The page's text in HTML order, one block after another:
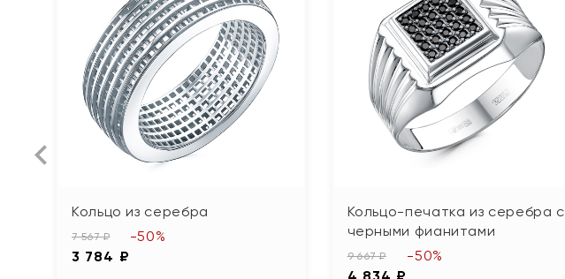
Кольцо из серебра
7 567 ₽
3 784 ₽
-50%
Кольцо-печатка из серебра с
черными фианитами
9 667 ₽
4 834 ₽
-50%